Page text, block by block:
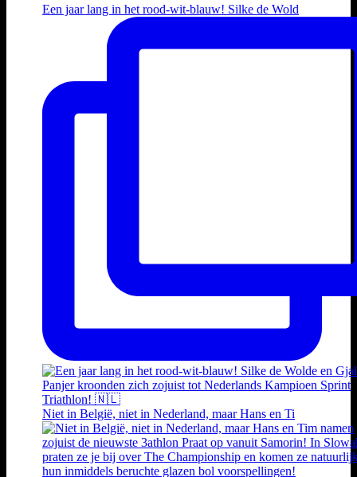
Een jaar lang in het rood-wit-blauw! Silke de Wold
Niet in België, niet in Nederland, maar Hans en Ti